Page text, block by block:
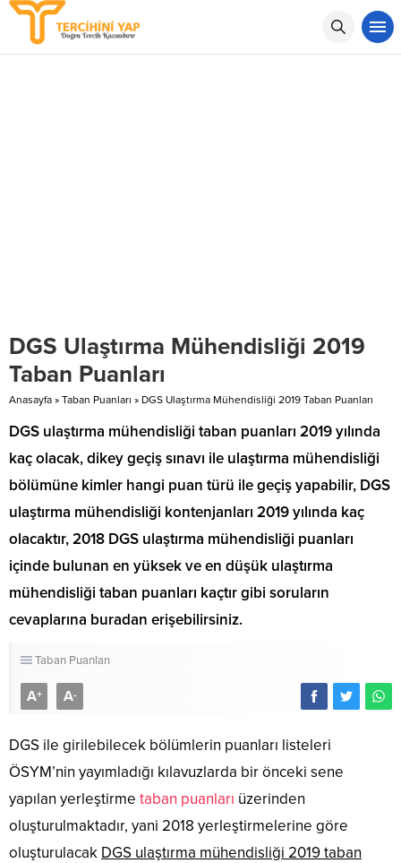
DGS Ulaştırma Mühendisliği 2019
Taban Puanları
Anasayfa » Taban Puanları » DGS Ulaştırma Mühendisliği 2019 Taban Puanları
DGS ulaştırma mühendisliği taban puanları 2019 yılında
kaç olacak, dikey geçiş sınavı ile ulaştırma mühendisliği
bölümüne kimler hangi puan türü ile geçiş yapabilir, DGS
ulaştırma mühendisliği kontenjanları 2019 yılında kaç
olacaktır, 2018 DGS ulaştırma mühendisliği puanları
içinde bulunan en yüksek ve en düşük ulaştırma
mühendisliği taban puanları kaçtır gibi soruların
cevaplarına buradan erişebilirsiniz.
Taban Puanları
A+ A-
DGS ile girilebilecek bölümlerin puanları listeleri
ÖSYM’nin yayımladığı kılavuzlarda bir önceki sene
yapılan yerleştirme taban puanları üzerinden
oluşturulmaktadır, yani 2018 yerleştirmelerine göre
oluşturulacak DGS ulaştırma mühendisliği 2019 taban